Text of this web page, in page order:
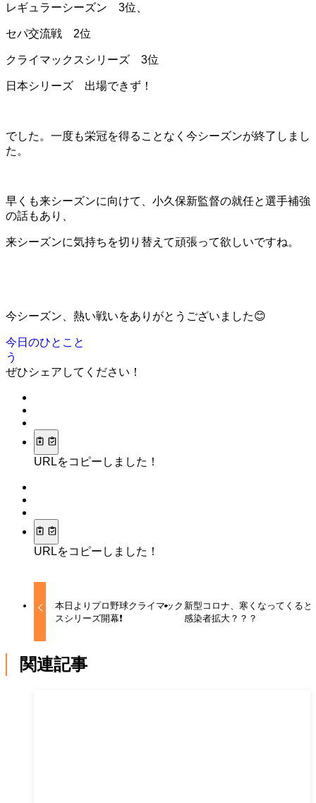
レギュラーシーズン 3位、
セパ交流戦 2位
クライマックスシリーズ 3位
日本シリーズ 出場できず！
でした。一度も栄冠を得ることなく今シーズンが終了しまし
た。
早くも来シーズンに向けて、小久保新監督の就任と選手補強
の話もあり、
来シーズンに気持ちを切り替えて頑張って欲しいですね。
今シーズン、熱い戦いをありがとうございました😊
今日のひとこと
う
ぜひシェアしてください！
URLをコピーしました！
URLをコピーしました！
本日よりプロ野球クライマック
スシリーズ開幕❗️
新型コロナ、寒くなってくると
感染者拡大？？？
関連記事